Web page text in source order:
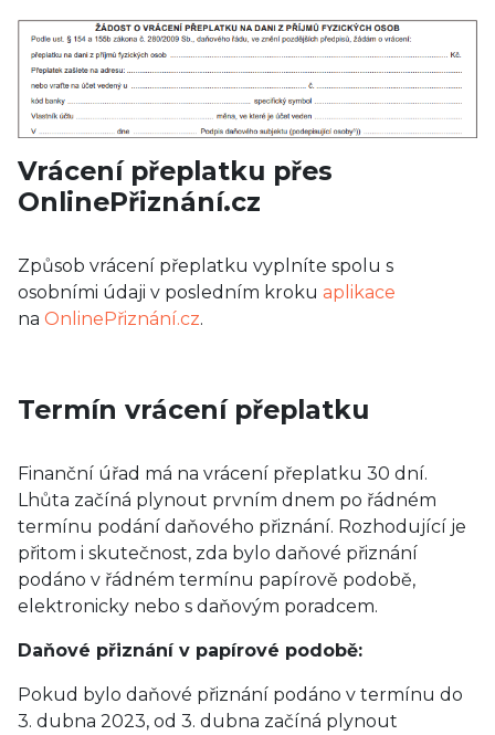
Vrácení přeplatku přes
OnlinePřiznání.cz
Způsob vrácení přeplatku vyplníte spolu s
osobními údaji v posledním kroku aplikace
na OnlinePřiznání.cz.
Termín vrácení přeplatku
Finanční úřad má na vrácení přeplatku 30 dní.
Lhůta začíná plynout prvním dnem po řádném
termínu podání daňového přiznání. Rozhodující je
přitom i skutečnost, zda bylo daňové přiznání
podáno v řádném termínu papírově podobě,
elektronicky nebo s daňovým poradcem.
Daňové přiznání v papírové podobě:
Pokud bylo daňové přiznání podáno v termínu do
3. dubna 2023, od 3. dubna začíná plynout